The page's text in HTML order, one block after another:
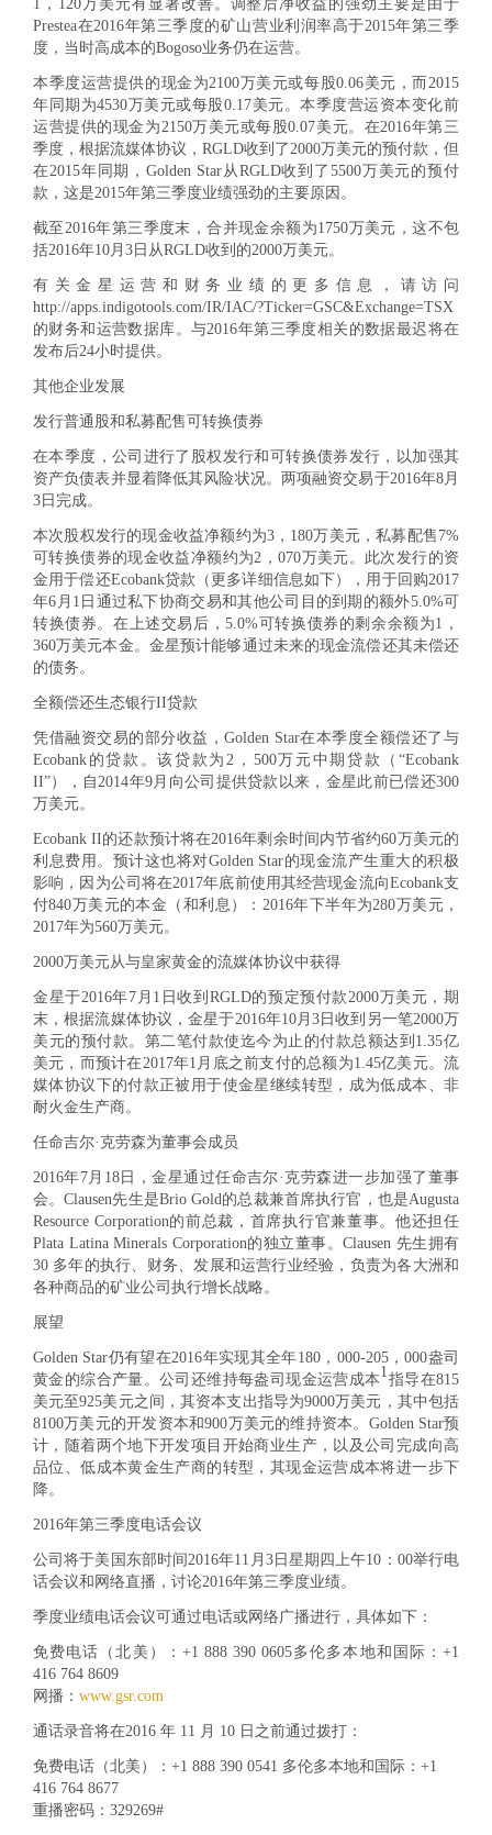
1，120万美元有显著改善。调整后净收益的强劲主要是由于
Prestea在2016年第三季度的矿山营业利润率高于2015年第三季
度，当时高成本的Bogoso业务仍在运营。
本季度运营提供的现金为2100万美元或每股0.06美元，而2015
年同期为4530万美元或每股0.17美元。本季度营运资本变化前
运营提供的现金为2150万美元或每股0.07美元。在2016年第三
季度，根据流媒体协议，RGLD收到了2000万美元的预付款，但
在2015年同期，Golden Star从RGLD收到了5500万美元的预付
款，这是2015年第三季度业绩强劲的主要原因。
截至2016年第三季度末，合并现金余额为1750万美元，这不包
括2016年10月3日从RGLD收到的2000万美元。
有关金星运营和财务业绩的更多信息，请访问
http://apps.indigotools.com/IR/IAC/?Ticker=GSC&Exchange=TSX
的财务和运营数据库。与2016年第三季度相关的数据最迟将在
发布后24小时提供。
其他企业发展
发行普通股和私募配售可转换债券
在本季度，公司进行了股权发行和可转换债券发行，以加强其
资产负债表并显着降低其风险状况。两项融资交易于2016年8月
3日完成。
本次股权发行的现金收益净额约为3，180万美元，私募配售7%
可转换债券的现金收益净额约为2，070万美元。此次发行的资
金用于偿还Ecobank贷款（更多详细信息如下），用于回购2017
年6月1日通过私下协商交易和其他公司目的到期的额外5.0%可
转换债券。在上述交易后，5.0%可转换债券的剩余余额为1，
360万美元本金。金星预计能够通过未来的现金流偿还其未偿还
的债务。
全额偿还生态银行II贷款
凭借融资交易的部分收益，Golden Star在本季度全额偿还了与
Ecobank的贷款。该贷款为2，500万元中期贷款（“Ecobank
II”），自2014年9月向公司提供贷款以来，金星此前已偿还300
万美元。
Ecobank II的还款预计将在2016年剩余时间内节省约60万美元的
利息费用。预计这也将对Golden Star的现金流产生重大的积极
影响，因为公司将在2017年底前使用其经营现金流向Ecobank支
付840万美元的本金（和利息）：2016年下半年为280万美元，
2017年为560万美元。
2000万美元从与皇家黄金的流媒体协议中获得
金星于2016年7月1日收到RGLD的预定预付款2000万美元，期
末，根据流媒体协议，金星于2016年10月3日收到另一笔2000万
美元的预付款。第二笔付款使迄今为止的付款总额达到1.35亿
美元，而预计在2017年1月底之前支付的总额为1.45亿美元。流
媒体协议下的付款正被用于使金星继续转型，成为低成本、非
耐火金生产商。
任命吉尔·克劳森为董事会成员
2016年7月18日，金星通过任命吉尔·克劳森进一步加强了董事
会。Clausen先生是Brio Gold的总裁兼首席执行官，也是Augusta
Resource Corporation的前总裁，首席执行官兼董事。他还担任
Plata Latina Minerals Corporation的独立董事。Clausen 先生拥有
30 多年的执行、财务、发展和运营行业经验，负责为各大洲和
各种商品的矿业公司执行增长战略。
展望
Golden Star仍有望在2016年实现其全年180，000-205，000盎司
黄金的综合产量。公司还维持每盎司现金运营成本1 指导在815
美元至925美元之间，其资本支出指导为9000万美元，其中包括
8100万美元的开发资本和900万美元的维持资本。Golden Star预
计，随着两个地下开发项目开始商业生产，以及公司完成向高
品位、低成本黄金生产商的转型，其现金运营成本将进一步下
降。
2016年第三季度电话会议
公司将于美国东部时间2016年11月3日星期四上午10：00举行电
话会议和网络直播，讨论2016年第三季度业绩。
季度业绩电话会议可通过电话或网络广播进行，具体如下：
免费电话（北美）：+1 888 390 0605多伦多本地和国际：+1
416 764 8609
网播： www.gsr.com
通话录音将在2016 年 11 月 10 日之前通过拨打：
免费电话（北美）：+1 888 390 0541 多伦多本地和国际：+1
416 764 8677
重播密码：329269#